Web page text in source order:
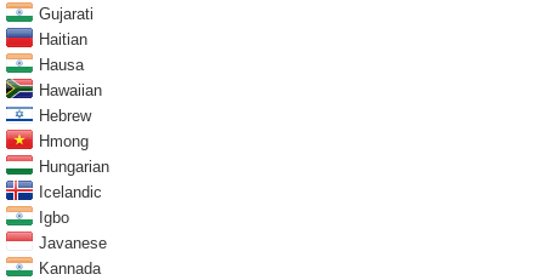
Gujarati
Haitian
Hausa
Hawaiian
Hebrew
Hmong
Hungarian
Icelandic
Igbo
Javanese
Kannada